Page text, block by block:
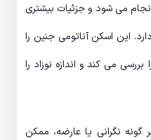
18 تا 22 بارداری انجام می شود و جزئیات بیشتری
این اسکن آناتومی جنین را
می کند و اندازه نوزاد را
نگرانی یا عارضه، ممکن